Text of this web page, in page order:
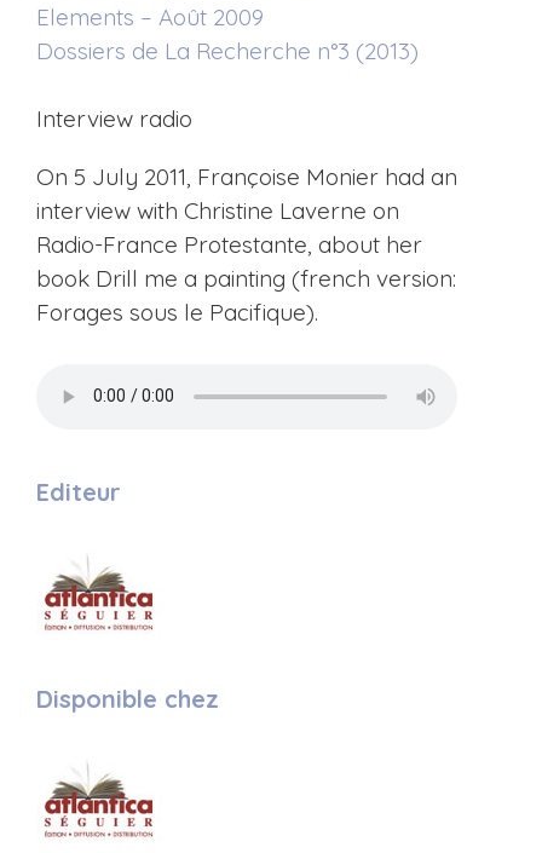
Elements – Août 2009
Dossiers de La Recherche n°3 (2013)
Interview radio
On 5 July 2011, Françoise Monier had an
interview with Christine Laverne on
Radio-France Protestante, about her
book Drill me a painting (french version:
Forages sous le Pacifique).
Editeur
Disponible chez